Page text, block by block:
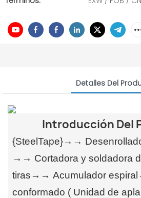
Detalles Del
Introducción Del
{SteelTape}→→
→→ Cortadora y soldadora
tiras→→ Acumulador
conformado ( Unidad de